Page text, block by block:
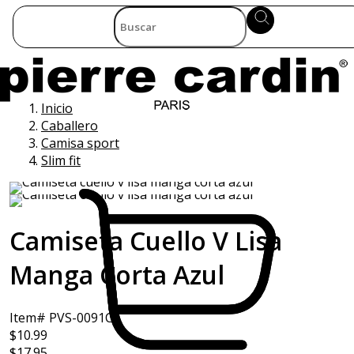
Inicio
Caballero
Camisa sport
Slim fit
Camiseta Cuello V Lisa
Manga Corta Azul
Item# PVS-0091C
$10.99